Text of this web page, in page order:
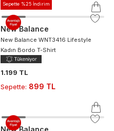
Sepette %25 İndirim
New Balance
New Balance WNT3416 Lifestyle
Kadın Bordo T-Shirt
1.199 TL
Sepette: 899 TL
New Balance